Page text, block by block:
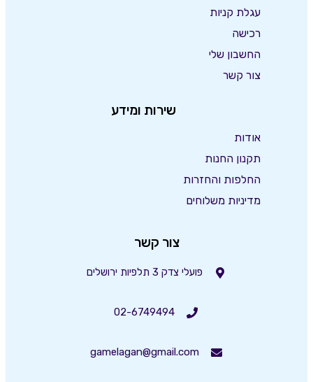
עגלת קניות
רכישה
החשבון שלי
צור קשר
שירות ומידע
אודות
תקנון החנות
החלפות והחזרות
מדיניות משלוחים
צור קשר
פועלי צדק 3 תלפיות ירושלים
02-6749494
gamelagan@gmail.com